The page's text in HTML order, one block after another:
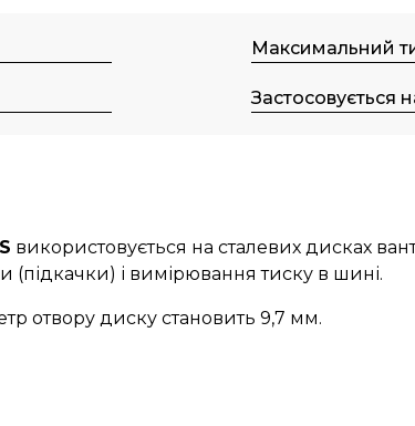
Максимальний
Застосовується
використовується на сталевих дисках
(підкачки) і вимірювання тиску в шині.
отвору диску становить 9,7 мм.